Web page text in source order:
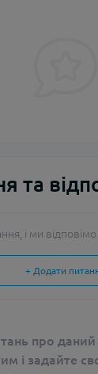
та
і ми
+ Додати
про даний
і задайте